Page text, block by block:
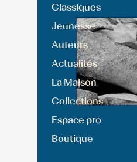
Classiques
Jeunesse
Auteurs
Actualités
La Maison
Collections
Espace pro
Boutique